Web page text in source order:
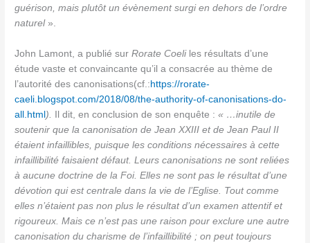
guérison, mais plutôt un évènement surgi en dehors de l’ordre
naturel ».
John Lamont, a publié surRorate Coeliles résultats d’une
étude vaste et convaincante qu’il a consacrée au thème de
l’autorité des canonisations(cf.: https://rorate-
caeli.blogspot.com/2018/08/the-authority-of-canonisations-do-
all.html ). Il dit, en conclusion de son enquête : « …inutile de
soutenir que la canonisation de Jean XXIII et de Jean Paul II
étaient infaillibles, puisque les conditions nécessaires à cette
infaillibilité faisaient défaut. Leurs canonisations ne sont reliées
à aucune doctrine de la Foi. Elles ne sont pas le résultat d’une
dévotion qui est centrale dans la vie de l’Eglise. Tout comme
elles n’étaient pas non plus le résultat d’un examen attentif et
rigoureux. Mais ce n’est pas une raison pour exclure une autre
canonisation du charisme de l’infaillibilité ; on peut toujours